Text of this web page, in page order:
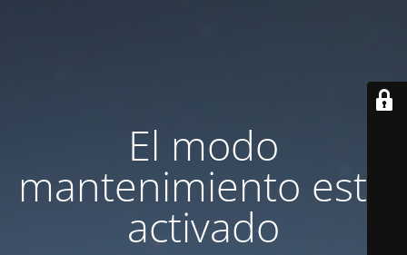
El modo
mantenimiento está
activado